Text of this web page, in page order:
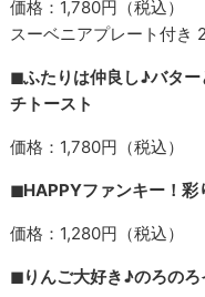
価格：1,780円（税込）
スーベニアプレート付き
◼︎ふたりは仲良し♪バタ
チトースト
価格：1,780円（税込）
◼︎HAPPYファンキー！彩
価格：1,280円（税込）
◼︎りんご大好き♪のろのろ